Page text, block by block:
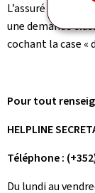
L’assuré
une demande
cochant la case «
Pour tout
HELPLINE
Téléphone :
Du lundi au